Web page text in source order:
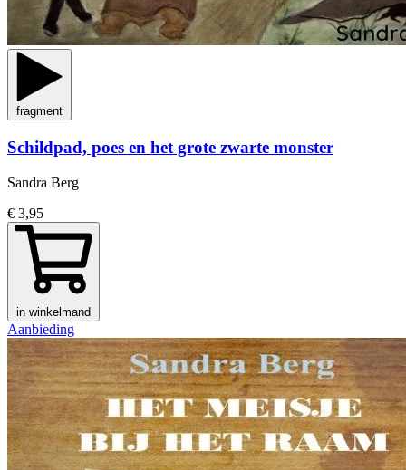
fragment
Schildpad, poes en het grote zwarte monster
Sandra Berg
€ 3,95
in winkelmand
Aanbieding